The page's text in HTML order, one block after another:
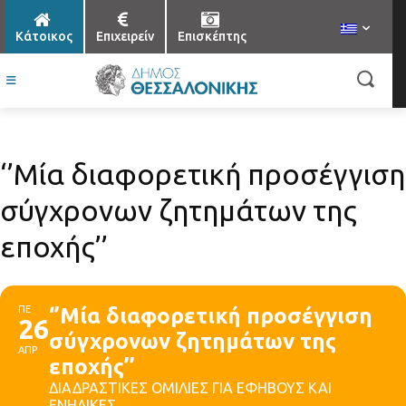
Κάτοικος Επιχειρείν Επισκέπτης
‘’Μία διαφορετική προσέγγιση
σύγχρονων ζητημάτων της
εποχής’’
ΠΕ
26
ΑΠΡ
‘’Μία διαφορετική προσέγγιση
σύγχρονων ζητημάτων της
εποχής’’
ΔΙΑΔΡΑΣΤΙΚΕΣ ΟΜΙΛΙΕΣ ΓΙΑ ΕΦΗΒΟΥΣ ΚΑΙ